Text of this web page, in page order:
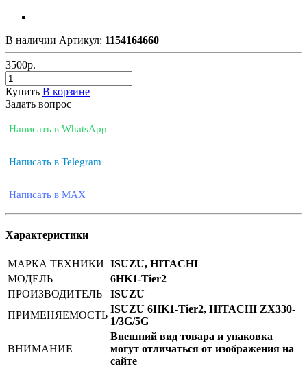
В наличии Артикул: 1154164660
3500р.
Купить В корзине
Задать вопрос
Написать в WhatsApp
Написать в Telegram
Написать в MAX
Характеристики
МАРКА ТЕХНИКИ ISUZU, HITACHI
МОДЕЛЬ
6HK1-Tier2
ПРОИЗВОДИТЕЛЬ
ISUZU
ПРИМЕНЯЕМОСТЬ
ISUZU 6HK1-Tier2, HITACHI ZX330-
1/3G/5G
ВНИМАНИЕ
Внешний вид товара и упаковка
могут отличаться от изображения на
сайте